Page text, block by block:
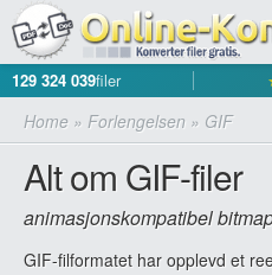
129 324 039filer
Home » Forlengelsen » GIF
Alt om GIF-filer
animasjonskompatibel
GIF-filformatet har opplevd et